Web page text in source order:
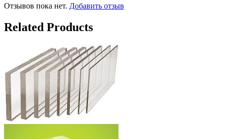
Отзывов пока нет. Добавить отзыв
Related Products